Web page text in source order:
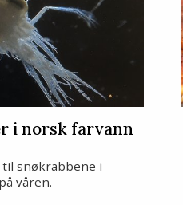
i norsk farvann
snøkrabbene i
våren.